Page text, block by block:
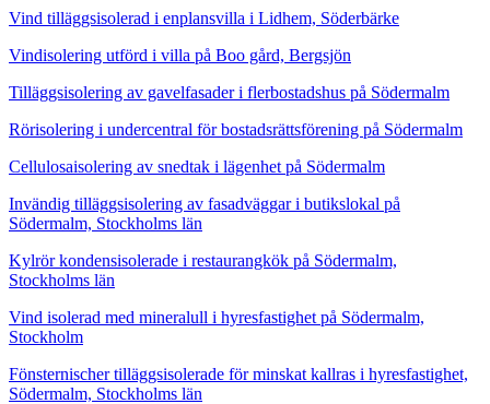
Vind tilläggsisolerad i enplansvilla i Lidhem, Söderbärke
Vindisolering utförd i villa på Boo gård, Bergsjön
Tilläggsisolering av gavelfasader i flerbostadshus på Södermalm
Rörisolering i undercentral för bostadsrättsförening på Södermalm
Cellulosaisolering av snedtak i lägenhet på Södermalm
Invändig tilläggsisolering av fasadväggar i butikslokal på
Södermalm, Stockholms län
Kylrör kondensisolerade i restaurangkök på Södermalm,
Stockholms län
Vind isolerad med mineralull i hyresfastighet på Södermalm,
Stockholm
Fönsternischer tilläggsisolerade för minskat kallras i hyresfastighet,
Södermalm, Stockholms län